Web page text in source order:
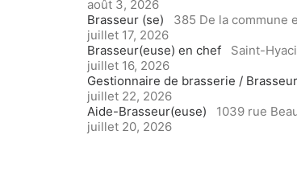
août 3, 2026
Brasseur (se)
385 De la commune
juillet 17, 2026
Brasseur(euse) en chef
Saint-
juillet 16, 2026
Gestionnaire de brasserie /
juillet 22, 2026
Aide-Brasseur(euse)
1039 rue
juillet 20, 2026